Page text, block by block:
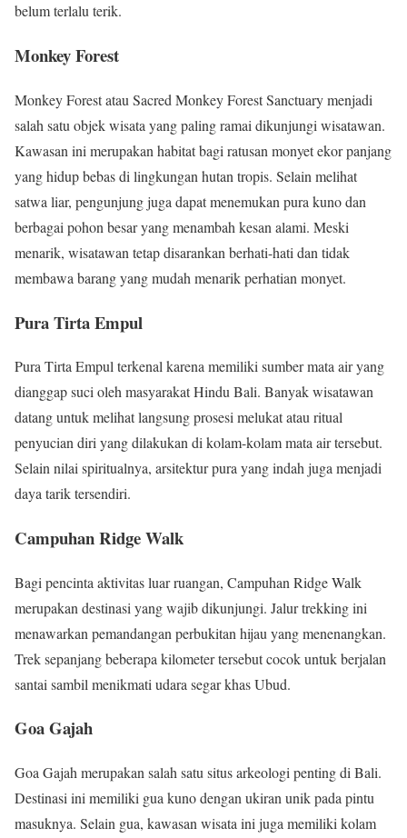
belum terlalu terik.
Monkey Forest
Monkey Forest atau Sacred Monkey Forest Sanctuary menjadi
salah satu objek wisata yang paling ramai dikunjungi wisatawan.
Kawasan ini merupakan habitat bagi ratusan monyet ekor panjang
yang hidup bebas di lingkungan hutan tropis. Selain melihat
satwa liar, pengunjung juga dapat menemukan pura kuno dan
berbagai pohon besar yang menambah kesan alami. Meski
menarik, wisatawan tetap disarankan berhati-hati dan tidak
membawa barang yang mudah menarik perhatian monyet.
Pura Tirta Empul
Pura Tirta Empul terkenal karena memiliki sumber mata air yang
dianggap suci oleh masyarakat Hindu Bali. Banyak wisatawan
datang untuk melihat langsung prosesi melukat atau ritual
penyucian diri yang dilakukan di kolam-kolam mata air tersebut.
Selain nilai spiritualnya, arsitektur pura yang indah juga menjadi
daya tarik tersendiri.
Campuhan Ridge Walk
Bagi pencinta aktivitas luar ruangan, Campuhan Ridge Walk
merupakan destinasi yang wajib dikunjungi. Jalur trekking ini
menawarkan pemandangan perbukitan hijau yang menenangkan.
Trek sepanjang beberapa kilometer tersebut cocok untuk berjalan
santai sambil menikmati udara segar khas Ubud.
Goa Gajah
Goa Gajah merupakan salah satu situs arkeologi penting di Bali.
Destinasi ini memiliki gua kuno dengan ukiran unik pada pintu
masuknya. Selain gua, kawasan wisata ini juga memiliki kolam